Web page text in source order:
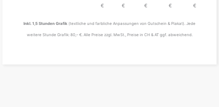
€
€
€
€
€
Inkl. 1,5 Stunden Grafik (textliche und farbliche Anpassungen von Gutschein & Plakat). Jede
weitere Stunde Grafik: 80,– €. Alle Preise zzgl. MwSt., Preise in CH & AT ggf. abweichend.